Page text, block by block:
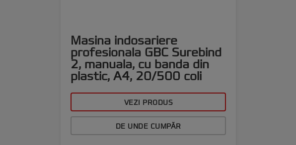
Masina indosariere
profesionala GBC Surebind
2, manuala, cu banda din
plastic, A4, 20/500 coli
VEZI PRODUS
DE UNDE CUMPĂR